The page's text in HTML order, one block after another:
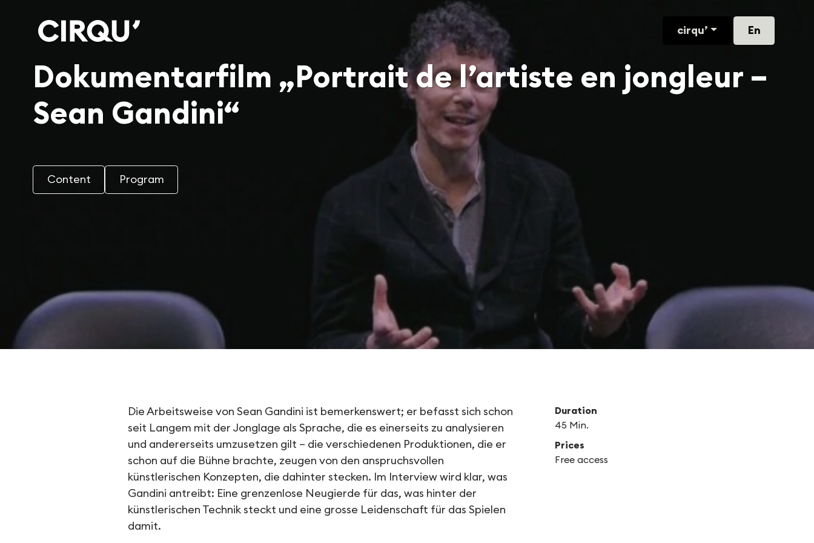
cirqu’ En
Dokumentarfilm „Portrait de l’artiste en jongleur –
Sean Gandini“
Content Program
Dokumentarfilm „Portrait de l’artiste en
Die Arbeitsweise von Sean Gandini ist bemerkenswert; er befasst sich schon
seit Langem mit der Jonglage als Sprache, die es einerseits zu analysieren
und andererseits umzusetzen gilt – die verschiedenen Produktionen, die er
schon auf die Bühne brachte, zeugen von den anspruchsvollen
künstlerischen Konzepten, die dahinter stecken. Im Interview wird klar, was
Gandini antreibt: Eine grenzenlose Neugierde für das, was hinter der
künstlerischen Technik steckt und eine grosse Leidenschaft für das Spielen
damit.
Duration
45 Min.
Prices
Free access